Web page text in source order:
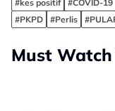
#kes positif #COVID-19
#PKPD
#Perlis
Must